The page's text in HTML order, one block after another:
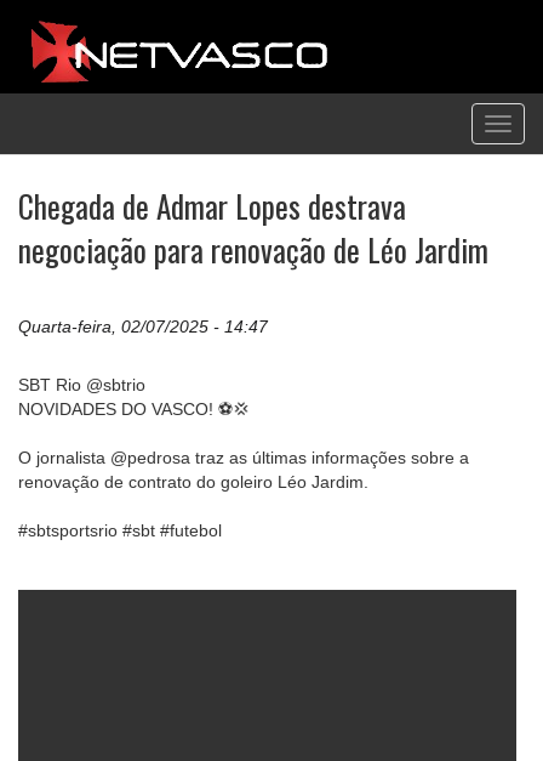
Chegada de Admar Lopes destrava
negociação para renovação de Léo Jardim
Quarta-feira, 02/07/2025 - 14:47
SBT Rio @sbtrio
NOVIDADES DO VASCO! ⚽️💢
O jornalista @pedrosa traz as últimas informações sobre a
renovação de contrato do goleiro Léo Jardim.
#sbtsportsrio #sbt #futebol